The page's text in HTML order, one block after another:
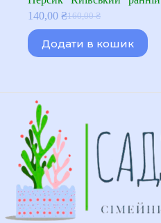
160,00₴
Оригінальна
160,00 ₴.
140,00 ₴Поточна
140,00 ₴.
Додати в кошик